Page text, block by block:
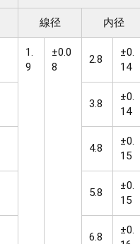
線径 内径
1.
9
±0.0
8
2.8
±0.
14
3.8
±0.
14
4.8
±0.
15
5.8
±0.
15
6.8
±0.